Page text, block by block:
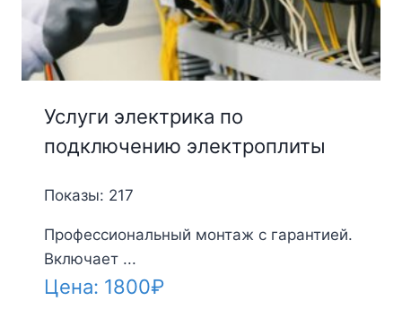
Услуги электрика по
подключению электроплиты
Показы: 217
Профессиональный монтаж с гарантией.
Включает ...
Цена: 1800₽